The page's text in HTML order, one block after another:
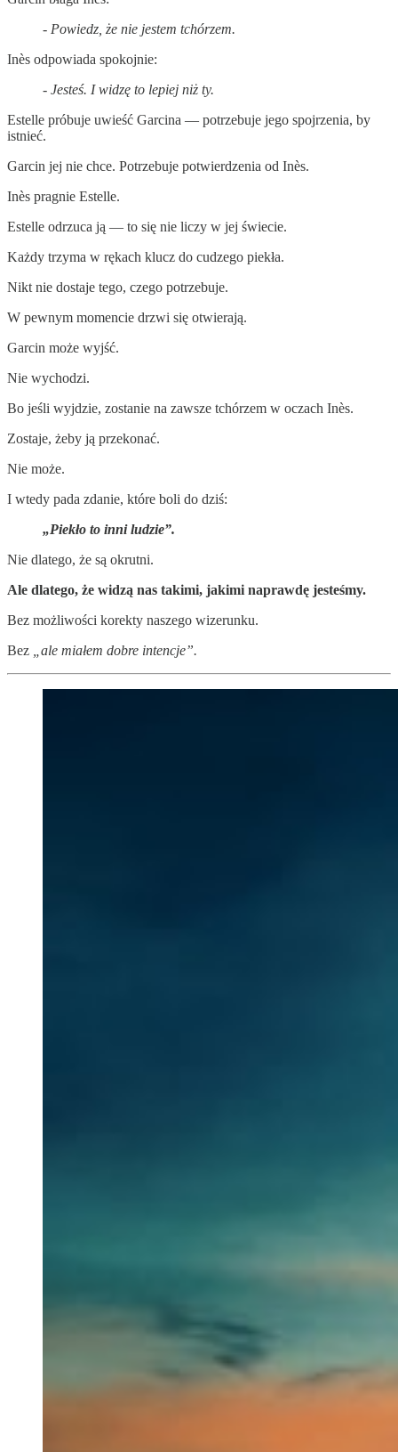
- Powiedz, że nie jestem tchórzem.
Inès odpowiada spokojnie:
- Jesteś. I widzę to lepiej niż ty.
Estelle próbuje uwieść Garcina — potrzebuje jego spojrzenia, by
istnieć.
Garcin jej nie chce. Potrzebuje potwierdzenia od Inès.
Inès pragnie Estelle.
Estelle odrzuca ją — to się nie liczy w jej świecie.
Każdy trzyma w rękach klucz do cudzego piekła.
Nikt nie dostaje tego, czego potrzebuje.
W pewnym momencie drzwi się otwierają.
Garcin może wyjść.
Nie wychodzi.
Bo jeśli wyjdzie, zostanie na zawsze tchórzem w oczach Inès.
Zostaje, żeby ją przekonać.
Nie może.
I wtedy pada zdanie, które boli do dziś:
„Piekło to inni ludzie”.
Nie dlatego, że są okrutni.
Ale dlatego, że widzą nas takimi, jakimi naprawdę jesteśmy.
Bez możliwości korekty naszego wizerunku.
Bez „ale miałem dobre intencje”.